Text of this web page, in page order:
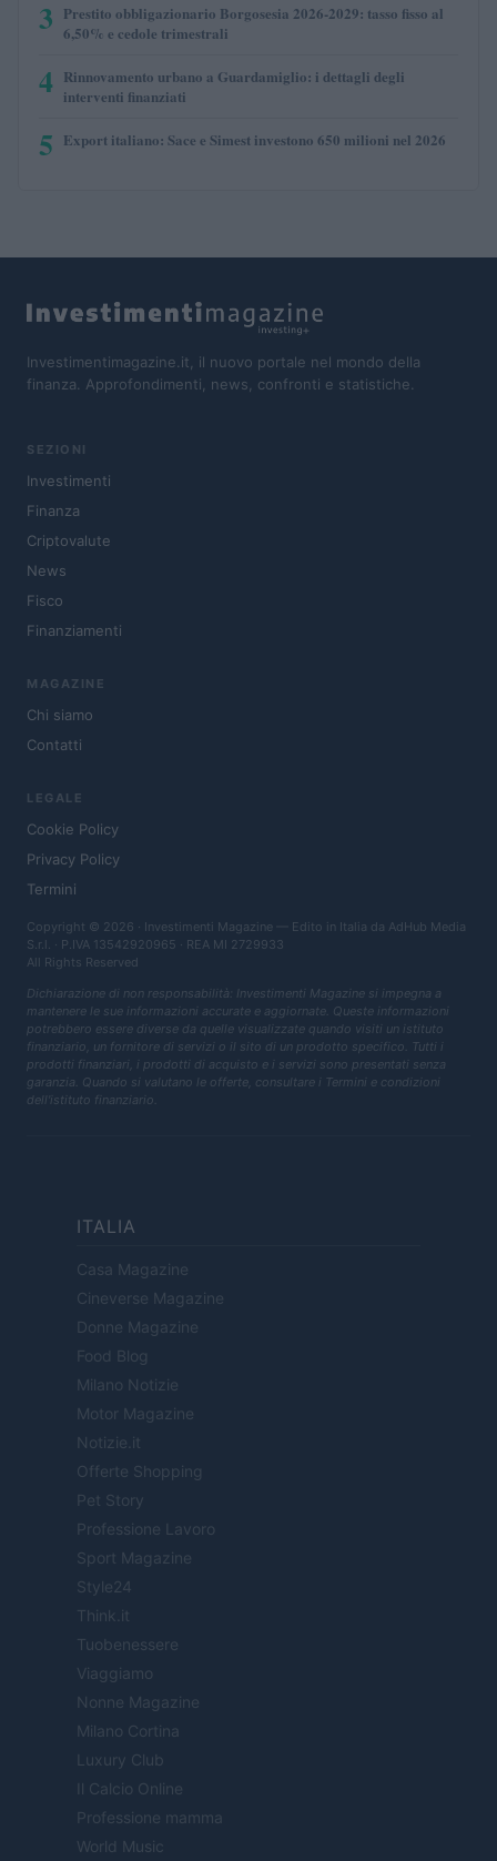
3 Prestito obbligazionario Borgosesia 2026-2029: tasso fisso al
6,50% e cedole trimestrali
4 Rinnovamento urbano a Guardamiglio: i dettagli degli
interventi finanziati
5 Export italiano: Sace e Simest investono 650 milioni nel 2026
Investimentimagazine.it, il nuovo portale nel mondo della
finanza. Approfondimenti, news, confronti e statistiche.
SEZIONI
Investimenti
Finanza
Criptovalute
News
Fisco
Finanziamenti
MAGAZINE
Chi siamo
Contatti
LEGALE
Cookie Policy
Privacy Policy
Termini
Copyright © 2026 · Investimenti Magazine — Edito in Italia da AdHub Media
S.r.l. · P.IVA 13542920965 · REA MI 2729933
All Rights Reserved
Dichiarazione di non responsabilità: Investimenti Magazine si impegna a
mantenere le sue informazioni accurate e aggiornate. Queste informazioni
potrebbero essere diverse da quelle visualizzate quando visiti un istituto
finanziario, un fornitore di servizi o il sito di un prodotto specifico. Tutti i
prodotti finanziari, i prodotti di acquisto e i servizi sono presentati senza
garanzia. Quando si valutano le offerte, consultare i Termini e condizioni
dell'istituto finanziario.
ITALIA
Casa Magazine
Cineverse Magazine
Donne Magazine
Food Blog
Milano Notizie
Motor Magazine
Notizie.it
Offerte Shopping
Pet Story
Professione Lavoro
Sport Magazine
Style24
Think.it
Tuobenessere
Viaggiamo
Nonne Magazine
Milano Cortina
Luxury Club
Il Calcio Online
Professione mamma
World Music